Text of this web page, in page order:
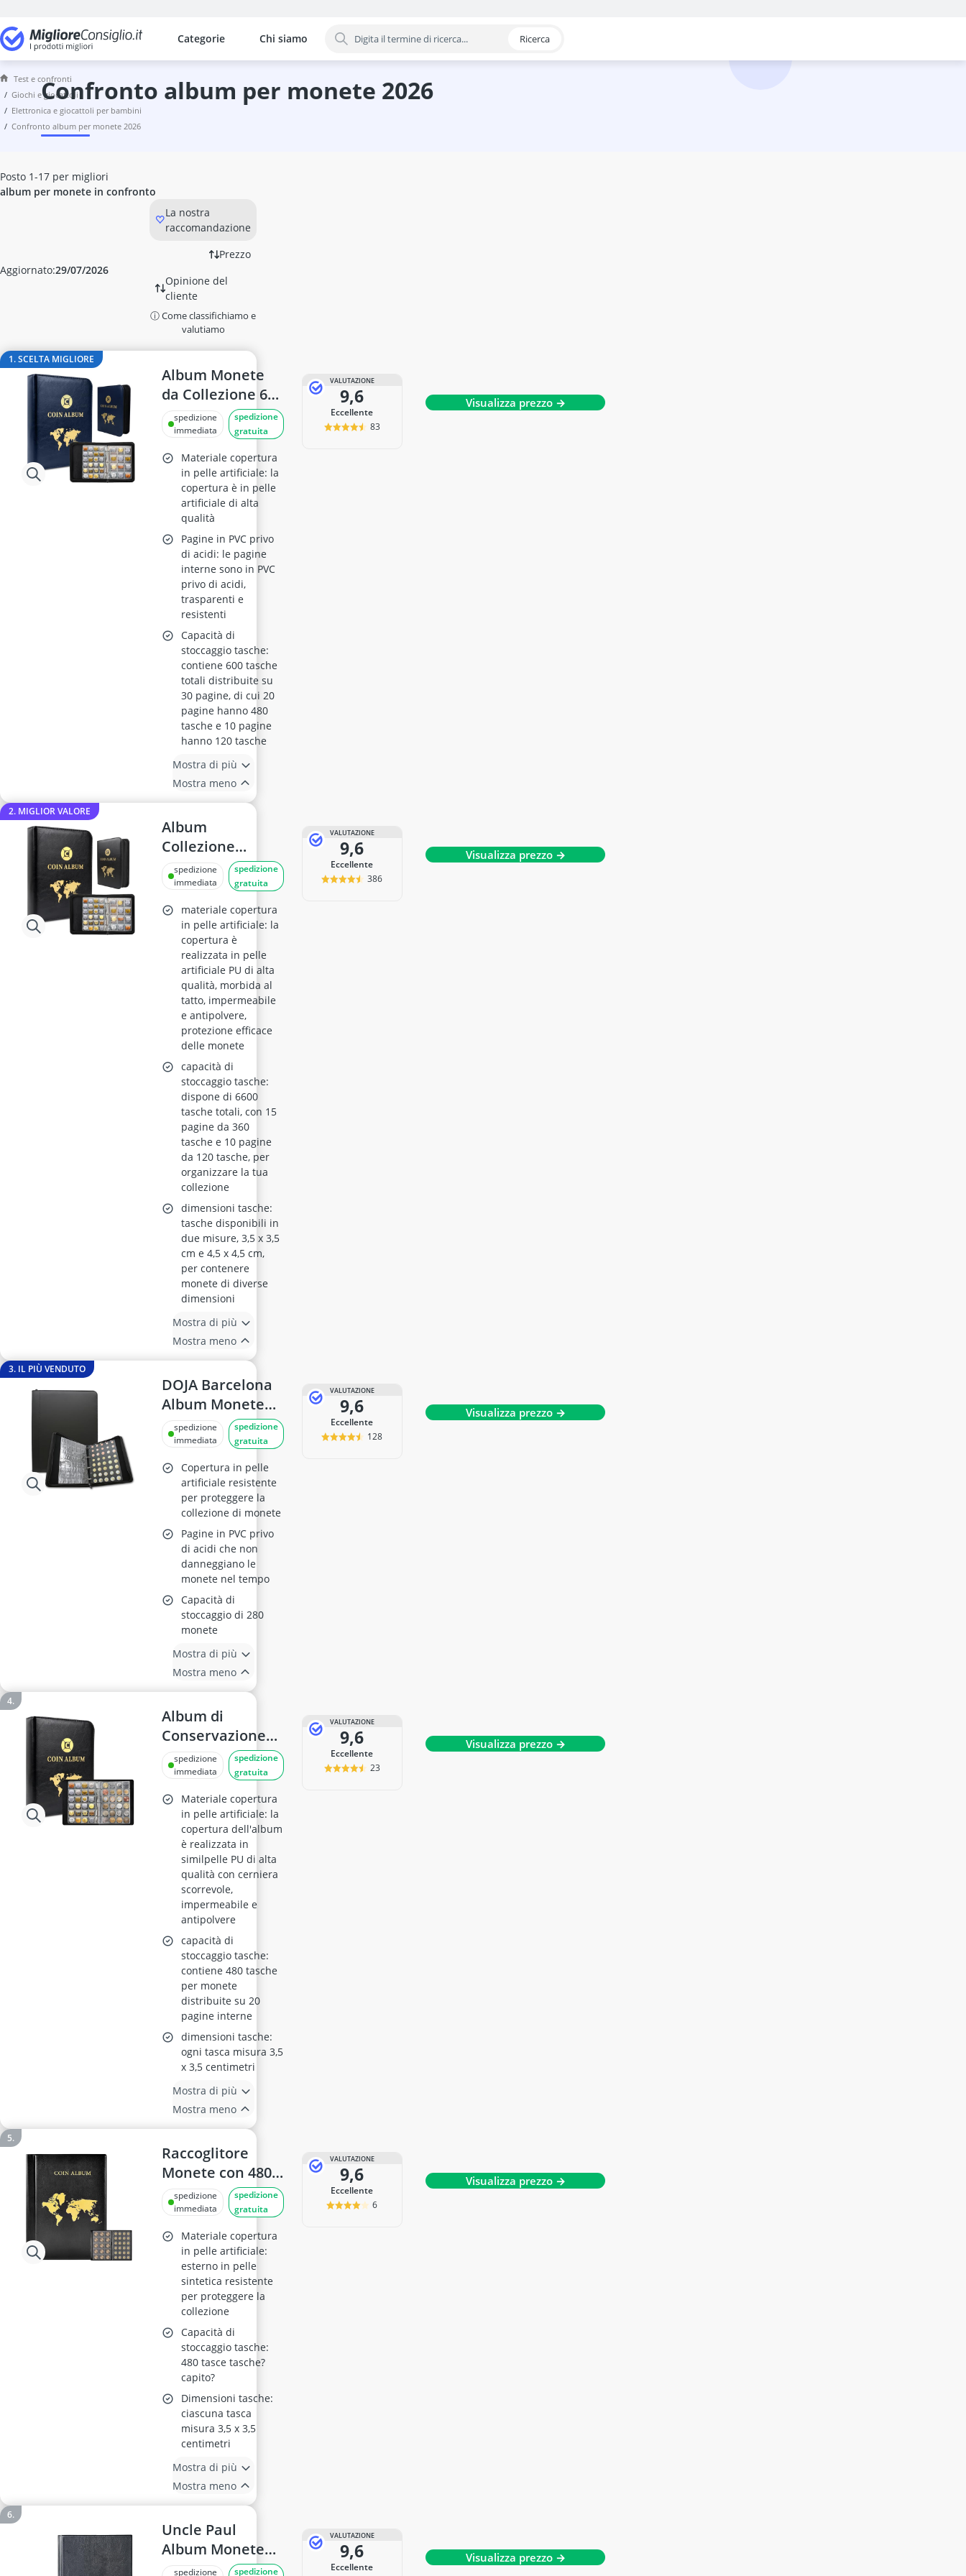
Categorie
I confronti più popolari per categoria
Giochi e giocattoli
Acquerelli
aereo radiocomandato
Altalena per neonati da giardino
altalena terapeutica
anello da dentizione
angolo di lettura
arco giochi per neonati
arena Beyblade
arena di beyblade
aspirapolvere giocattolo
Chi siamo Ricerca
Test e confronti
giochi e giocattoli
elettronica e giocattoli per bambini
confronto album per monete 2026
confronto album per monete 2026
Aggiornato:29/07/2026
Posto 1-17 per migliori
album per monete in confronto
La nostra
raccomandazione
Prezzo
Opinione del
cliente
ⓘ Come classifichiamo e
valutiamo
1. SCELTA MIGLIORE
Album Monete
da Collezione 600
Tasche,
Raccoglitore
Trasparente per
Monete 2€
(3.5x3.5 cm e
4.5x4.5 cm), 30
Pagine, 25.8x20
cm
spedizione
immediata
spedizione
gratuita
Materiale copertura
in pelle artificiale: la
copertura è in pelle
artificiale di alta
qualità
Pagine in PVC privo
di acidi: le pagine
interne sono in PVC
privo di acidi,
trasparenti e
resistenti
Capacità di
stoccaggio tasche:
contiene 600 tasche
totali distribuite su
30 pagine, di cui 20
pagine hanno 480
tasche e 10 pagine
hanno 120 tasche
Mostra di più
Mostra meno
VALUTAZIONE
9,6
Eccellente
83
Visualizza prezzo →
2. MIGLIOR VALORE
Album
Collezione
Monete 420
Tasche
Portamonete
Trasparente con
Zip per 2€ 3.5×3.5
cm e 4.5×4.5 cm
spedizione
immediata
spedizione
gratuita
materiale copertura
in pelle artificiale: la
copertura è
realizzata in pelle
artificiale PU di alta
qualità, morbida al
tatto, impermeabile
e antipolvere,
protezione efficace
delle monete
capacità di
stoccaggio tasche:
dispone di 6600
tasche totali, con 15
pagine da 360
tasche e 10 pagine
da 120 tasche, per
organizzare la tua
collezione
dimensioni tasche:
tasche disponibili in
due misure, 3,5 x 3,5
cm e 4,5 x 4,5 cm,
per contenere
monete di diverse
dimensioni
Mostra di più
Mostra meno
VALUTAZIONE
9,6
Eccellente
386
Visualizza prezzo →
3. IL PIÙ VENDUTO
DOJA Barcelona
Album Monete
Euro con
Modello, 33x27x5
cm, 280 Tasche,
Pelle PU con
Cerniera
spedizione
immediata
spedizione
gratuita
Copertura in pelle
artificiale resistente
per proteggere la
collezione di monete
Pagine in PVC privo
di acidi che non
danneggiano le
monete nel tempo
Capacità di
stoccaggio di 280
monete
Mostra di più
Mostra meno
VALUTAZIONE
9,6
Eccellente
128
Visualizza prezzo →
Album di
Conservazione
Monete con
Cerniera, 20
Pagine, 480
Tasche, 25,8 x 20
cm (Banconote e
Timbri Monetari)
spedizione
immediata
spedizione
gratuita
Materiale copertura
in pelle artificiale: la
copertura dell'album
è realizzata in
similpelle PU di alta
qualità con cerniera
scorrevole,
impermeabile e
antipolvere
capacità di
stoccaggio tasche:
contiene 480 tasche
per monete
distribuite su 20
pagine interne
dimensioni tasche:
ogni tasca misura 3,5
x 3,5 centimetri
Mostra di più
Mostra meno
VALUTAZIONE
9,6
Eccellente
23
Visualizza prezzo →
Raccoglitore
Monete con 480
Tasche, 20
Pagine, per
Monete da 2
euro
spedizione
immediata
spedizione
gratuita
Materiale copertura
in pelle artificiale:
esterno in pelle
sintetica resistente
per proteggere la
collezione
Capacità di
stoccaggio tasche:
480 tasce tasche?
capito?
Dimensioni tasche:
ciascuna tasca
misura 3,5 x 3,5
centimetri
Mostra di più
Mostra meno
VALUTAZIONE
9,6
Eccellente
6
Visualizza prezzo →
Uncle Paul
Album Monete
420 Tasche
spedizione spedizione
VALUTAZIONE
9,6
Eccellente
Visualizza prezzo →